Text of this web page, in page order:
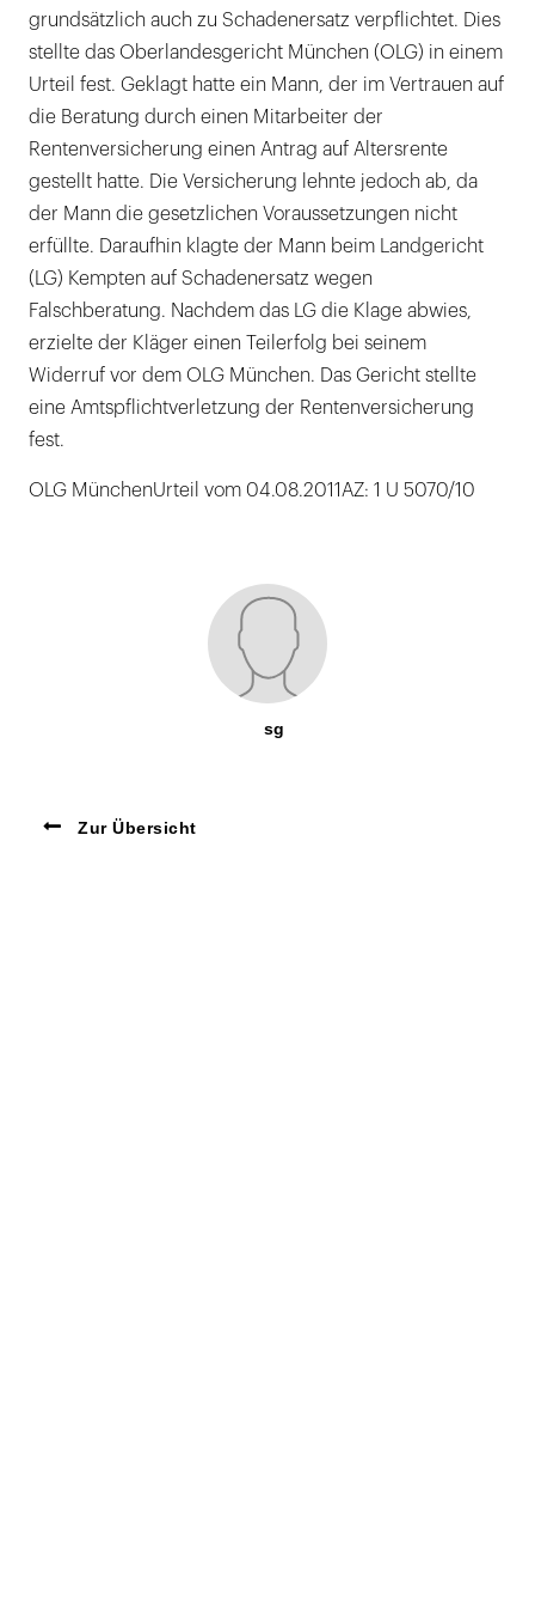
grundsätzlich auch zu Schadenersatz verpflichtet. Dies
stellte das Oberlandesgericht München (OLG) in einem
Urteil fest. Geklagt hatte ein Mann, der im Vertrauen auf
die Beratung durch einen Mitarbeiter der
Rentenversicherung einen Antrag auf Altersrente
gestellt hatte. Die Versicherung lehnte jedoch ab, da
der Mann die gesetzlichen Voraussetzungen nicht
erfüllte. Daraufhin klagte der Mann beim Landgericht
(LG) Kempten auf Schadenersatz wegen
Falschberatung. Nachdem das LG die Klage abwies,
erzielte der Kläger einen Teilerfolg bei seinem
Widerruf vor dem OLG München. Das Gericht stellte
eine Amtspflichtverletzung der Rentenversicherung
fest.
OLG MünchenUrteil vom 04.08.2011AZ: 1 U 5070/10
sg
Zur Übersicht